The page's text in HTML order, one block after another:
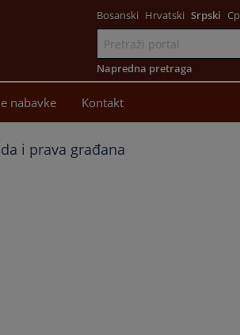
Bosanski Hrvatski Srpski
Napredna pretraga
nabavke Kontakt
i prava građana